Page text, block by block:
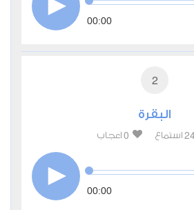
00:00
2
البقرة
استماع 0 اعجاب
00:00